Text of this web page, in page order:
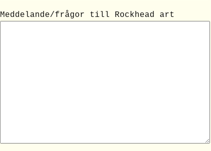
Meddelande/frågor till Rockhead art